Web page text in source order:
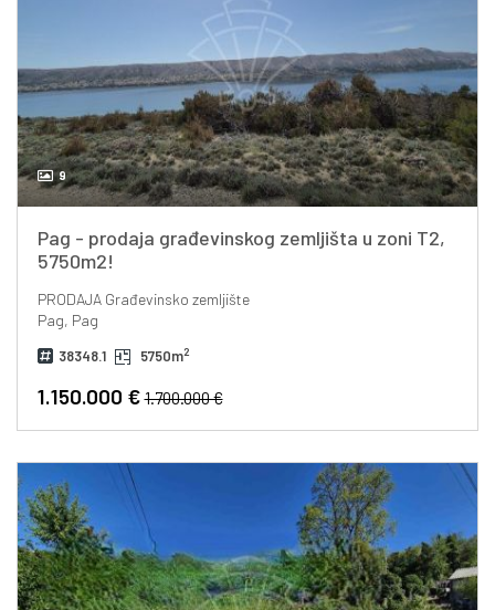
9
Pag - prodaja građevinskog zemljišta u zoni T2,
5750m2!
PRODAJAGrađevinsko zemljište
Pag, Pag
38348.1 5750m2
1.150.000 €1.700.000 €